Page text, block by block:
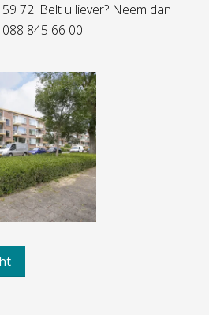
72. Belt u liever? Neem dan
845 66 00.